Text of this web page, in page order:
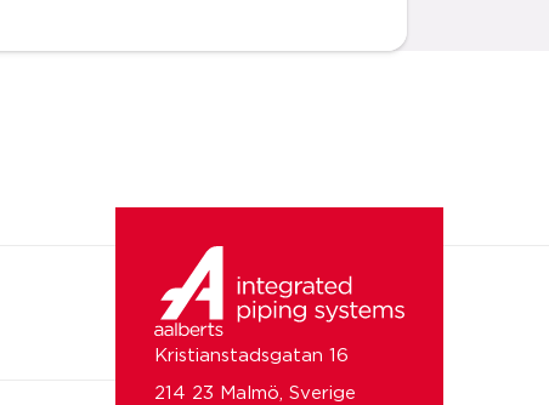
Kristianstadsgatan 16
214 23 Malmö, Sverige